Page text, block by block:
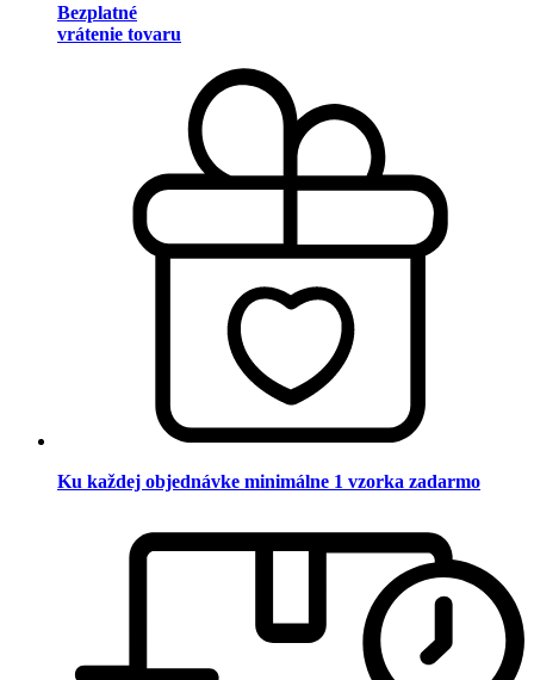
Bezplatné
vrátenie tovaru
Ku každej objednávke minimálne 1 vzorka zadarmo